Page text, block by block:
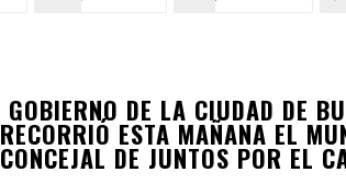
GOBIERNO DE LA CIUDAD DE
ESTA MAÑANA EL
DE JUNTOS POR EL